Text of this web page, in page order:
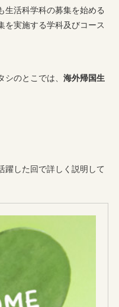
生活科学科の募集を始める
を実施する学科及びコース
シのとこでは、海外帰国生
躍した回で詳しく説明して